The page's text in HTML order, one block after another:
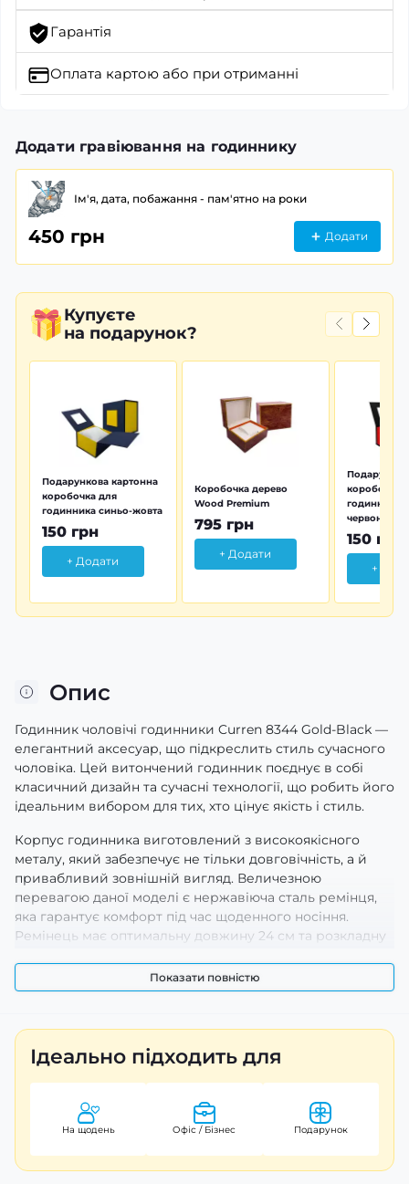
Гарантія
Оплата картою або при отриманні
Додати гравіювання на годиннику
Ім'я, дата, побажання - пам'ятно на роки
450 грн Додати
Купуєте
на подарунок?
Подарункова картонна
коробочка для
годинника синьо-жовта
150 грн
+ Додати
Коробочка дерево
Wood Premium
795 грн
+ Додати
коробочка
годинника
червона
150 грн
+
Опис
Годинник чоловічі годинники Curren 8344 Gold-Black —
елегантний аксесуар, що підкреслить стиль сучасного
чоловіка. Цей витончений годинник поєднує в собі
класичний дизайн та сучасні технології, що робить його
ідеальним вибором для тих, хто цінує якість і стиль.
Корпус годинника виготовлений з високоякісного
металу, який забезпечує не тільки довговічність, а й
привабливий зовнішній вигляд. Величезною
перевагою даної моделі є нержавіюча сталь ремінця,
яка гарантує комфорт під час щоденного носіння.
Ремінець має оптимальну довжину 24 см та розкладну
який розмір зап’ястка.
завдяки чому він відмінно сидить на руці без зайвого
обтяження. Кругла форма корпусу надає виробу
класичного шику, а чорний колір як корпусу, так і
ремінця робить цей аксесуар універсальним
доповненням до будь-якого образу — ділового чи
повсякденного.
Завдяки мінеральному склу циферблат захищено від
подряпин та механічних пошкоджень. А
Показати повністю
Ідеально підходить для
На щодень Офіс / Бізнес Подарунок